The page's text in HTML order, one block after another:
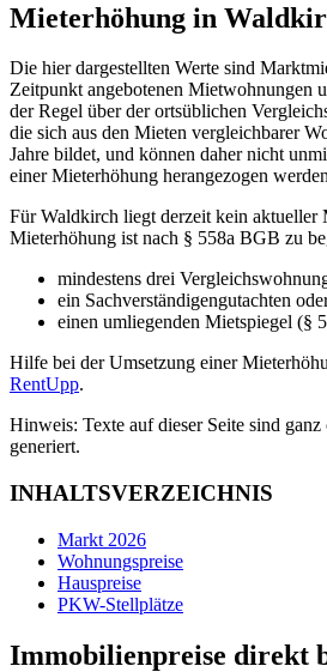
Mieterhöhung in
Die hier dargestellten Werte sind
Zeitpunkt angebotenen Mietwohnungen
der Regel über der ortsüblichen
die sich aus den Mieten vergleichbarer
Jahre bildet, und können daher nicht
einer Mieterhöhung herangezogen
Für Waldkirch liegt derzeit kein aktueller
Mieterhöhung ist nach § 558a BGB zu
mindestens drei
ein Sachverständigengutachten
einen umliegenden Mietspiegel (§
Hilfe bei der Umsetzung einer
RentUpp.
Hinweis: Texte auf dieser Seite sind
generiert.
INHALTSVERZEICHNIS
Markt 2026
Wohnungspreise
Hauspreise
PKW-Stellplätze
Immobilienpreise direkt